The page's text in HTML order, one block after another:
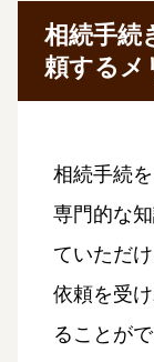
相続手続
頼するメ
相続手続
専門的な
ていただ
依頼を受
ることがで